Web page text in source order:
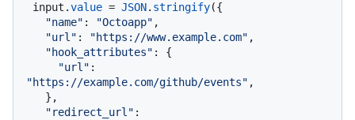
input.value = JSON. stringify({
"name" : "Octoapp" ,
"url" : "https://www.example.com" ,
"hook_attributes" : {
"url"
"https://example.com/github/events" ,
"redirect_url"